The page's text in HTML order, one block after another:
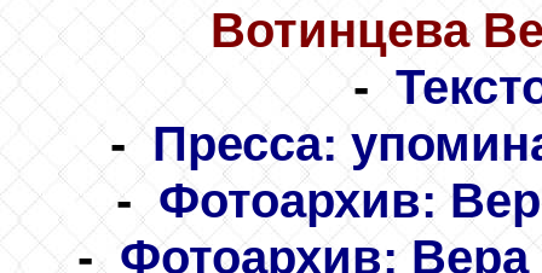
Вотинцева
-
- Пресса:
- Фотоархив:
- Фотоархив: